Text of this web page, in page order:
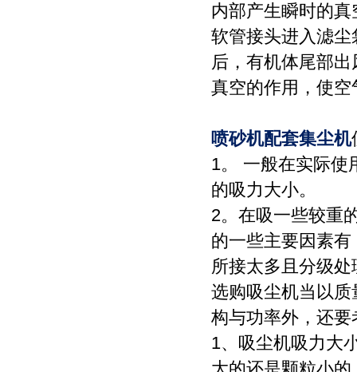
内部产生瞬时的
软管接头进入滤
后，有机体尾部
真空的作用，使
喷砂机配套集尘机
1。 一般在实际使
的吸力大小。
2。在吸一些较重
的一些主要因素
所接太多且分级处
选购吸尘机当以
构与功率外，还
1、吸尘机吸力大